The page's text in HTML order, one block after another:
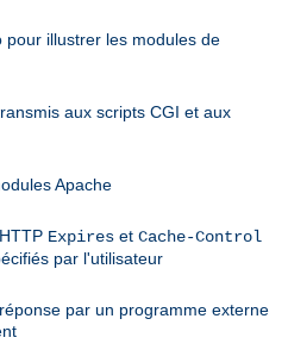
pour illustrer les modules de
aux scripts CGI et aux
Apache
Expires et Cache-Control
par l'utilisateur
par un programme externe